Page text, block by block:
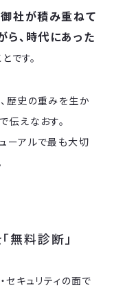
御社が積み重ねて
、時代にあった
とです。
歴史の重みを生か
伝えなおす。
ーアルで最も大切
無料診断」
セキュリティの面で